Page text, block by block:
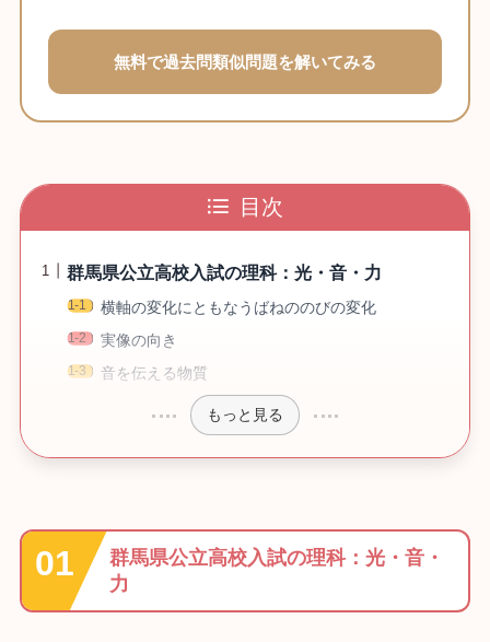
無料で過去問類似問題を解いてみる
目次
群馬県公立高校入試の理科：光・音・力
横軸の変化にともなうばねののびの変化
実像の向き
音を伝える物質
もっと見る
群馬県公立高校入試の理科：光・音・
力